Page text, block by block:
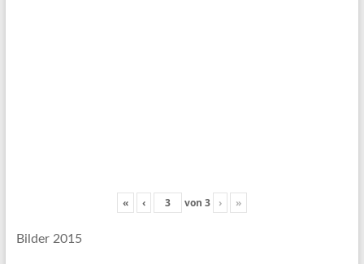
« ‹ von 3 › »
Bilder 2015